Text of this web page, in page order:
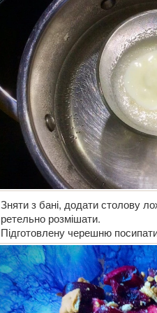
Зняти з бані, додати столову
ретельно розмішати.
Підготовлену черешню